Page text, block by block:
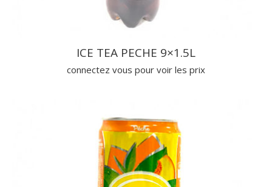
ICE TEA PECHE 9×1.5L
connectez vous pour voir les prix